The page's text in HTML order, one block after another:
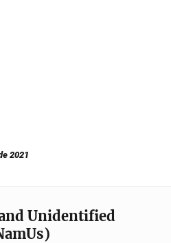
2021
Unidentified